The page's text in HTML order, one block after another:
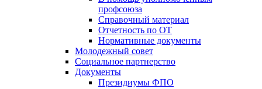
профсоюза
Справочный материал
Отчетность по ОТ
Нормативные документы
Молодежный совет
Социальное партнерство
Документы
Президиумы ФПО